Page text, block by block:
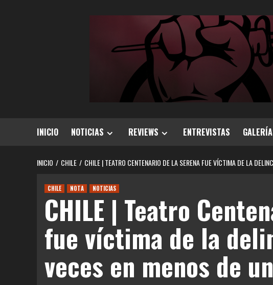
INICIO NOTICIAS REVIEWS ENTREVISTAS
INICIO CHILE CHILE | TEATRO CENTENARIO DE LA SERENA FUE VÍCTIMA DE LA
CHILE NOTA NOTICIAS
CHILE | Teatro
fue víctima de la
veces en menos de